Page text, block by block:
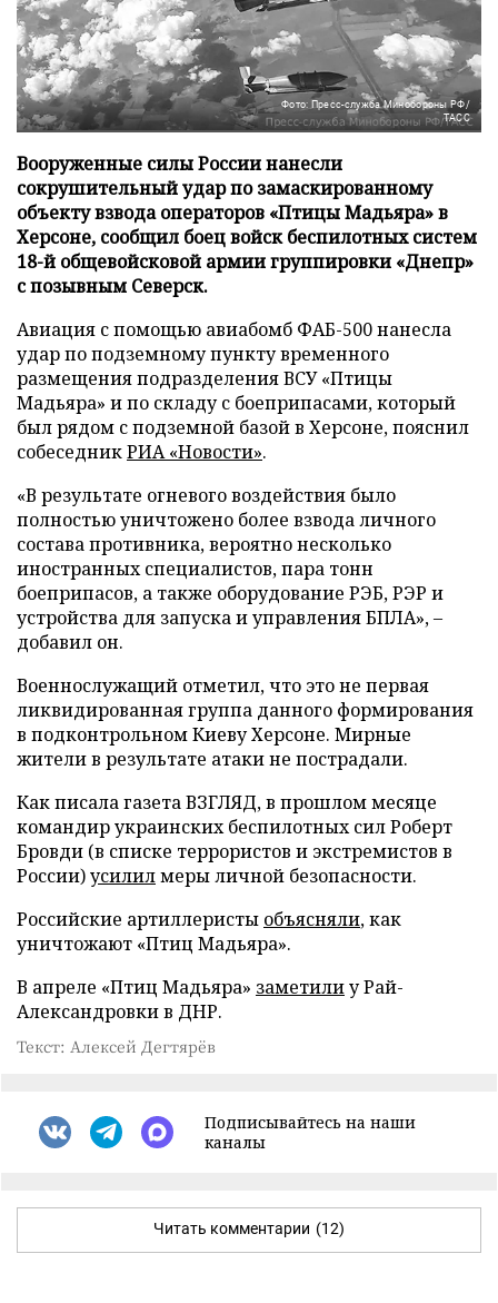
Фото: Пресс-служба Минобороны РФ/
ТАСС
Вооруженные силы России нанесли
сокрушительный удар по замаскированному
объекту взвода операторов «Птицы Мадьяра» в
Херсоне, сообщил боец войск беспилотных систем
18-й общевойсковой армии группировки «Днепр»
с позывным Северск.
Авиация с помощью авиабомб ФАБ-500 нанесла
удар по подземному пункту временного
размещения подразделения ВСУ «Птицы
Мадьяра» и по складу с боеприпасами, который
был рядом с подземной базой в Херсоне, пояснил
собеседникРИА «Новости».
«В результате огневого воздействия было
полностью уничтожено более взвода личного
состава противника, вероятно несколько
иностранных специалистов, пара тонн
боеприпасов, а также оборудование РЭБ, РЭР и
устройства для запуска и управления БПЛА», –
добавил он.
Военнослужащий отметил, что это не первая
ликвидированная группа данного формирования
в подконтрольном Киеву Херсоне. Мирные
жители в результате атаки не пострадали.
Как писала газета ВЗГЛЯД, в прошлом месяце
командир украинских беспилотных сил Роберт
Бровди (в списке террористов и экстремистов в
России)усилилмеры личной безопасности.
Российские артиллеристы объясняли, как
уничтожают «Птиц Мадьяра».
В апреле «Птиц Мадьяра» заметилиу Рай-
Александровки в ДНР.
Текст: Алексей Дегтярёв
Подписывайтесь на наши
каналы
Читать комментарии (12)